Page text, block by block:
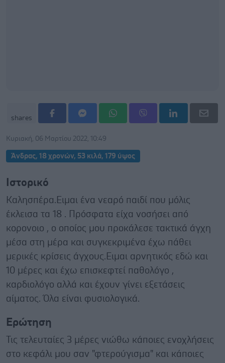
shares
Κυριακή, 06 Μαρτίου 2022, 10:49
Άνδρας, 18 χρονών, 53 κιλά, 179 ύψος
Ιστορικό
Καλησπέρα.Ειμαι ένα νεαρό παιδί που μόλις
έκλεισα τα 18 . Πρόσφατα είχα νοσήσει από
κορονοιο , ο οποίος μου προκάλεσε τακτικά άγχη
μέσα στη μέρα και συγκεκριμένα έχω πάθει
μερικές κρίσεις άγχους.Ειμαι αρνητικός εδώ και
10 μέρες και έχω επισκεφτεί παθολόγο ,
καρδιολόγο αλλά και έχουν γίνει εξετάσεις
αίματος. Όλα είναι φυσιολογικά.
Ερώτηση
Τις τελευταίες 3 μέρες νιώθω κάποιες ενοχλήσεις
στο κεφάλι μου σαν "φτερούγισμα" και κάποιες